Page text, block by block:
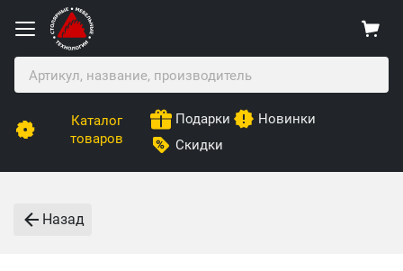
Каталог
товаров
Подарки
Новинки
Скидки
Назад